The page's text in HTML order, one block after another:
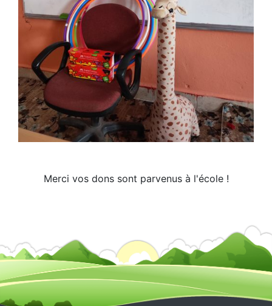
Merci vos dons sont parvenus à l'école !